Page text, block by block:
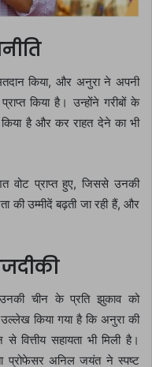
किया, और अनुरा ने अपनी
किया है। उन्होंने गरीबों के
किया है और कर राहत देने का भी
वोट प्राप्त हुए, जिससे उनकी
की उम्मीदें बढ़ती जा रही हैं, और
उनकी चीन के प्रति झुकाव को
उल्लेख किया गया है कि अनुरा की
वित्तीय सहायता भी मिली है।
प्रोफेसर अनिल जयंत ने स्पष्ट